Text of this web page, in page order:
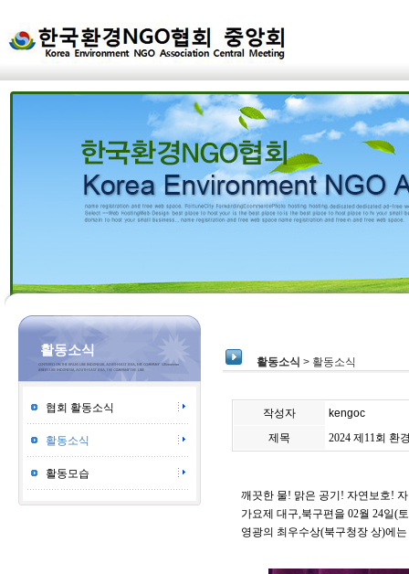
활동소식
협회 활동소식
활동소식
활동모습
활동소식 > 활동소식
작성자
kengoc
제목
2024 제11회 환
깨끗한 물! 맑은 공기! 자연보호!
가요제 대구,북구편을 02월 24일(
영광의 최우수상(북구청장 상)에